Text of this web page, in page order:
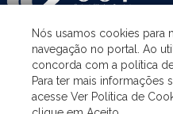
ASSUNTOS
ACESSO À INFORMAÇÃO
Nós usamos cookies para
navegação no portal. Ao
concorda com a política
Para ter mais informações
acesse Ver Política de